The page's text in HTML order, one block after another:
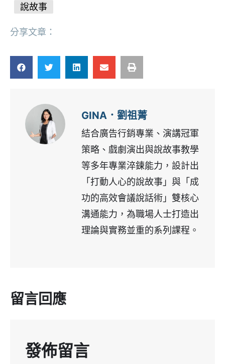
說故事
分享文章：
GINA．劉祖菁
結合廣告行銷專業、演講冠軍
策略、戲劇演出與說故事教學
等多年專業淬鍊能力，設計出
「打動人心的說故事」與「成
功的高效會議說話術」雙核心
溝通能力，為職場人士打造出
理論與實務並重的系列課程。
留言回應
發佈留言